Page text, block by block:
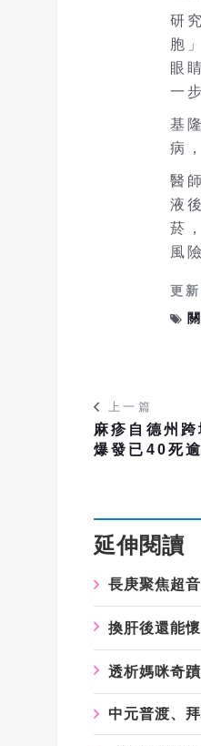
研
胞
眼
一
基
病
醫
液
菸
風
更
上一篇
麻疹自德州
爆發已40死
延伸閱讀
長庚聚焦超
換肝後還能
透析媽咪奇
中元普渡、